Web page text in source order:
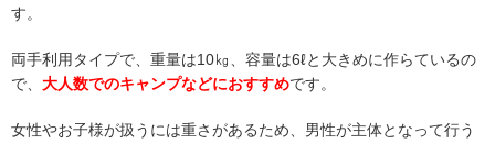
す。
両手利用タイプで、重量は10㎏、容量は6ℓと大きめに作らているの
で、 大人数でのキャンプなどにおすすめです。
女性やお子様が扱うには重さがあるため、男性が主体となって行う